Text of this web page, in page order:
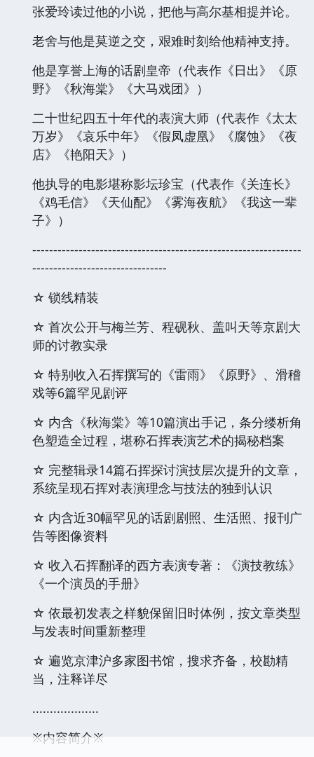
张爱玲读过他的小说，把他与高尔基相提并论。
老舍与他是莫逆之交，艰难时刻给他精神支持。
他是享誉上海的话剧皇帝（代表作《日出》《原
野》《秋海棠》《大马戏团》）
二十世纪四五十年代的表演大师（代表作《太太
万岁》《哀乐中年》《假凤虚凰》《腐蚀》《夜
店》《艳阳天》）
他执导的电影堪称影坛珍宝（代表作《关连长》
《鸡毛信》《天仙配》《雾海夜航》《我这一辈
子》）
----------------------------------------------------------------
--------------------------------
☆ 锁线精装
☆ 首次公开与梅兰芳、程砚秋、盖叫天等京剧大
师的讨教实录
☆ 特别收入石挥撰写的《雷雨》《原野》、滑稽
戏等6篇罕见剧评
☆ 内含《秋海棠》等10篇演出手记，条分缕析角
色塑造全过程，堪称石挥表演艺术的揭秘档案
☆ 完整辑录14篇石挥探讨演技层次提升的文章，
系统呈现石挥对表演理念与技法的独到认识
☆ 内含近30幅罕见的话剧剧照、生活照、报刊广
告等图像资料
☆ 收入石挥翻译的西方表演专著：《演技教练》
《一个演员的手册》
☆ 依最初发表之样貌保留旧时体例，按文章类型
与发表时间重新整理
☆ 遍览京津沪多家图书馆，搜求齐备，校勘精
当，注释详尽
...................
※内容简介※